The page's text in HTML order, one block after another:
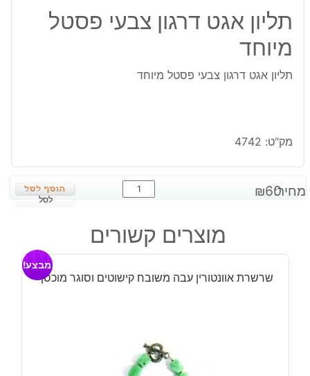
תליון אגט דרגון צבעי פסטל
מיוחד
תליון אגט דרגון צבעי פסטל מיוחד
מק"ט: 4742
מחיר: ₪60
כמות
של
אגט
דרגון
פסטל
לסל
מוצרים קשורים
שרשרת אוונטורין עבה משובח קישוטים וסוגר מוכסף
מבצע!